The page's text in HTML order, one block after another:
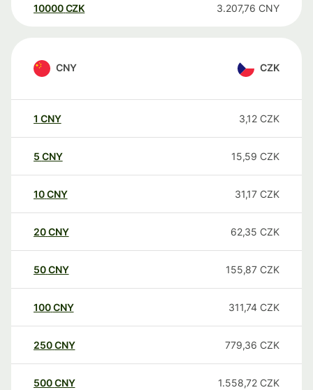
10000 CZK 3.207,76 CNY
CNY CZK
1 CNY 3,12 CZK
5 CNY 15,59 CZK
10CNY 31,17 CZK
20CNY 62,35 CZK
50CNY 155,87 CZK
100CNY 311,74 CZK
250CNY 779,36 CZK
500CNY 1.558,72 CZK